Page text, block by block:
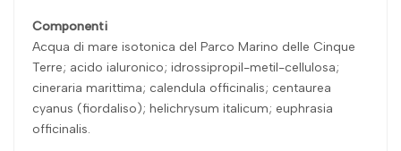
Componenti
Acqua di mare isotonica del Parco Marino delle Cinque
Terre; acido ialuronico; idrossipropil-metil-cellulosa;
cineraria marittima; calendula officinalis; centaurea
cyanus (fiordaliso); helichrysum italicum; euphrasia
officinalis.